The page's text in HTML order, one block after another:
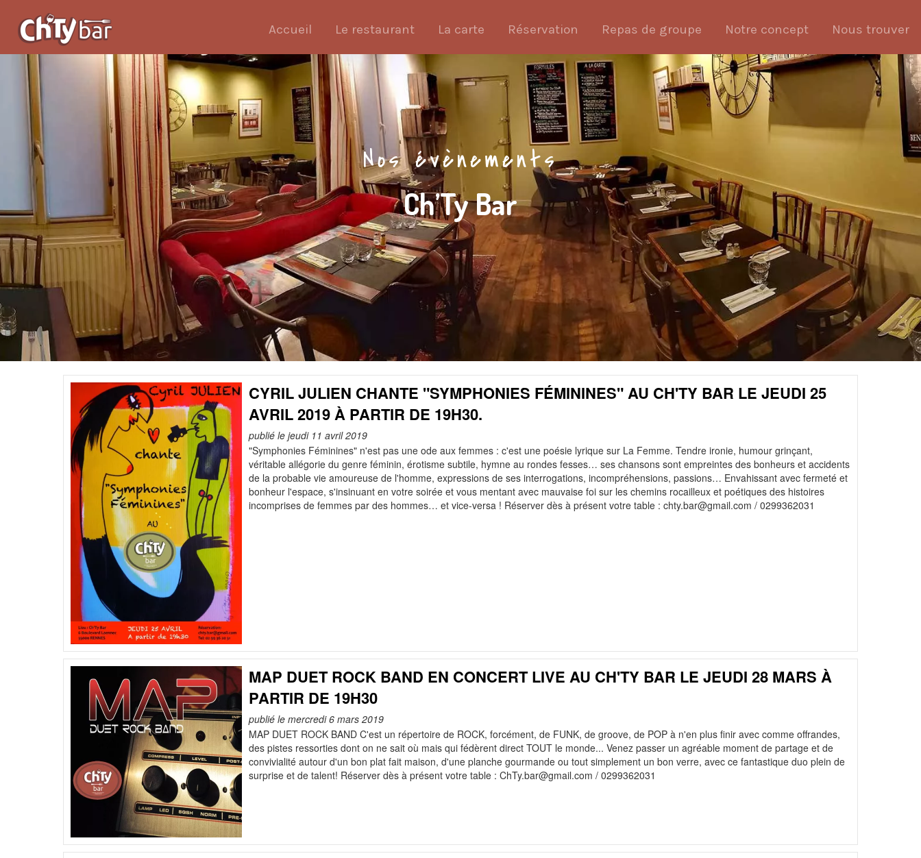
Accueil Le restaurant La carte Réservation Repas de groupe Notre concept Nous trouver
Nos évènements
Ch’Ty Bar
CYRIL JULIEN CHANTE "SYMPHONIES FÉMININES" AU CH'TY BAR LE JEUDI 25
AVRIL 2019 À PARTIR DE 19H30.
publié le jeudi 11 avril 2019
"Symphonies Féminines" n'est pas une ode aux femmes : c'est une poésie lyrique sur La Femme. Tendre ironie, humour grinçant,
véritable allégorie du genre féminin, érotisme subtile, hymne au rondes fesses… ses chansons sont empreintes des bonheurs et accidents
de la probable vie amoureuse de l'homme, expressions de ses interrogations, incompréhensions, passions… Envahissant avec fermeté et
bonheur l'espace, s'insinuant en votre soirée et vous mentant avec mauvaise foi sur les chemins rocailleux et poétiques des histoires
incomprises de femmes par des hommes… et vice-versa ! Réserver dès à présent votre table : chty.bar@gmail.com / 0299362031
MAP DUET ROCK BAND EN CONCERT LIVE AU CH'TY BAR LE JEUDI 28 MARS À
PARTIR DE 19H30
publié le mercredi 6 mars 2019
MAP DUET ROCK BAND C'est un répertoire de ROCK, forcément, de FUNK, de groove, de POP à n'en plus finir avec comme offrandes,
des pistes ressorties dont on ne sait où mais qui fédèrent direct TOUT le monde... Venez passer un agréable moment de partage et de
convivialité autour d'un bon plat fait maison, d'une planche gourmande ou tout simplement un bon verre, avec ce fantastique duo plein de
surprise et de talent! Réserver dès à présent votre table : ChTy.bar@gmail.com / 0299362031